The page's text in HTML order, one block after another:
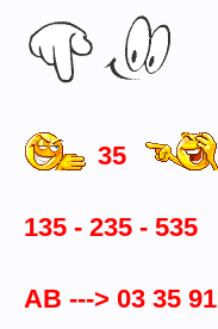
35
135 - 235 - 535
AB ---> 03 35 91